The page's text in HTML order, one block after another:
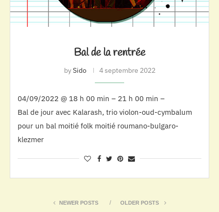
Bal de la rentrée
bySido 4 septembre 2022
04/09/2022 @ 18 h 00 min – 21 h 00 min –
Bal de jour avec Kalarash, trio violon-oud-cymbalum
pour un bal moitié folk moitié roumano-bulgaro-
klezmer
NEWER POSTS OLDER POSTS